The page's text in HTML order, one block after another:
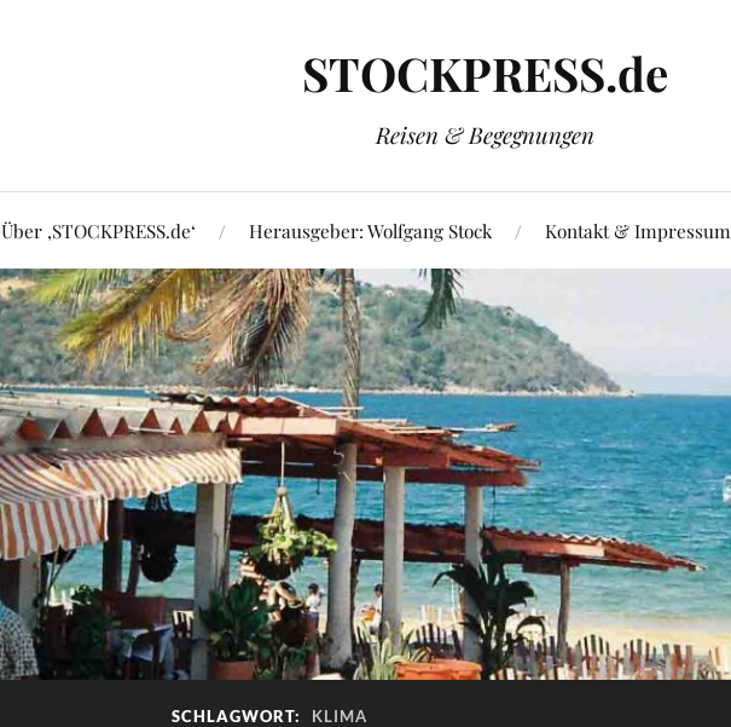
STOCKPRESS.de
Reisen & Begegnungen
Über ‚STOCKPRESS.de‘ Herausgeber: Wolfgang Stock Kontakt & Impressum
SCHLAGWORT: KLIMA